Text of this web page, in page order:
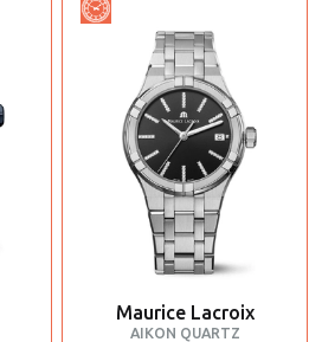
Maurice Lacroix
AIKON QUARTZ